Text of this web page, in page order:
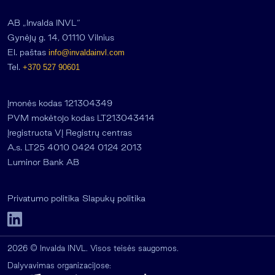
AB „Invalda INVL“
Gynėjų g. 14, 01110 Vilnius
El. paštas info@invaldainvl.com
Tel. +370 527 90601
Įmonės kodas 121304349
PVM mokėtojo kodas LT213043414
Įregistruota VĮ Registrų centras
A.s. LT25 4010 0424 0124 2013
Luminor Bank AB
Privatumo politika Slapukų politika
2026 © Invalda INVL. Visos teisės saugomos.
Dalyvavimas organizacijose: